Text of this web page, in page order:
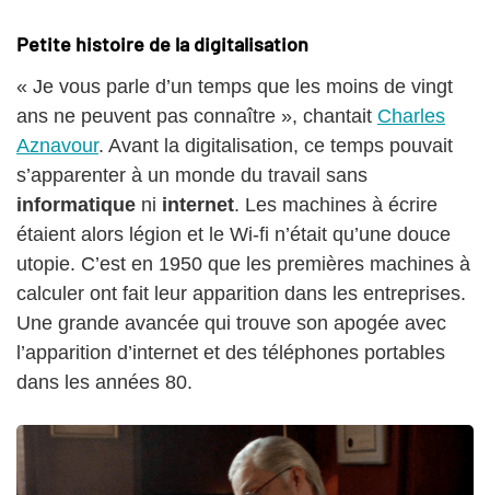
Petite histoire de la digitalisation
« Je vous parle d’un temps que les moins de vingt
ans ne peuvent pas connaître », chantait Charles
Aznavour. Avant la digitalisation, ce temps pouvait
s’apparenter à un monde du travail sans
informatique ni internet. Les machines à écrire
étaient alors légion et le Wi-fi n’était qu’une douce
utopie. C’est en 1950 que les premières machines à
calculer ont fait leur apparition dans les entreprises.
Une grande avancée qui trouve son apogée avec
l’apparition d’internet et des téléphones portables
dans les années 80.